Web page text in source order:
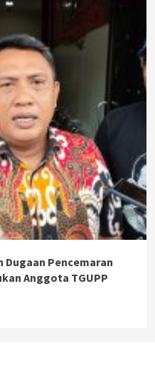
Dugaan Pencemaran
Anggota TGUPP